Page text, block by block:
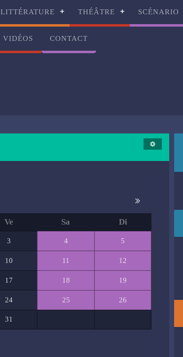
LITTÉRATURE THÉÂTRE SCÉNARIO
VIDÉOS CONTACT
Ve Sa Di
3 4 5
10 11 12
17 18 19
24 25 26
31